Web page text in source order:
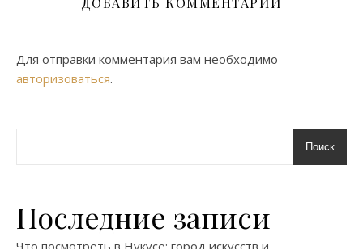
Для отправки комментария вам необходимо
авторизоваться.
Поиск
Последние записи
Что посмотреть в Нукусе: город искусств и